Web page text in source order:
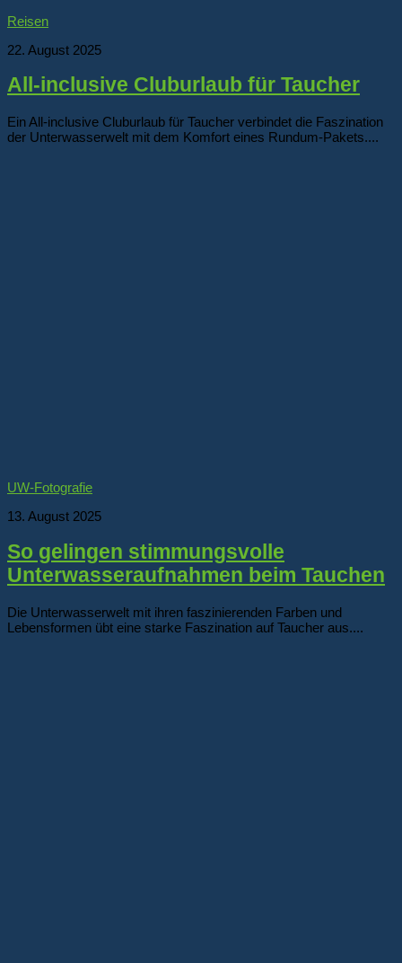
Reisen
22. August 2025
All-inclusive Cluburlaub für Taucher
Ein All-inclusive Cluburlaub für Taucher verbindet die Faszination
der Unterwasserwelt mit dem Komfort eines Rundum-Pakets....
UW-Fotografie
13. August 2025
So gelingen stimmungsvolle
Unterwasseraufnahmen beim Tauchen
Die Unterwasserwelt mit ihren faszinierenden Farben und
Lebensformen übt eine starke Faszination auf Taucher aus....